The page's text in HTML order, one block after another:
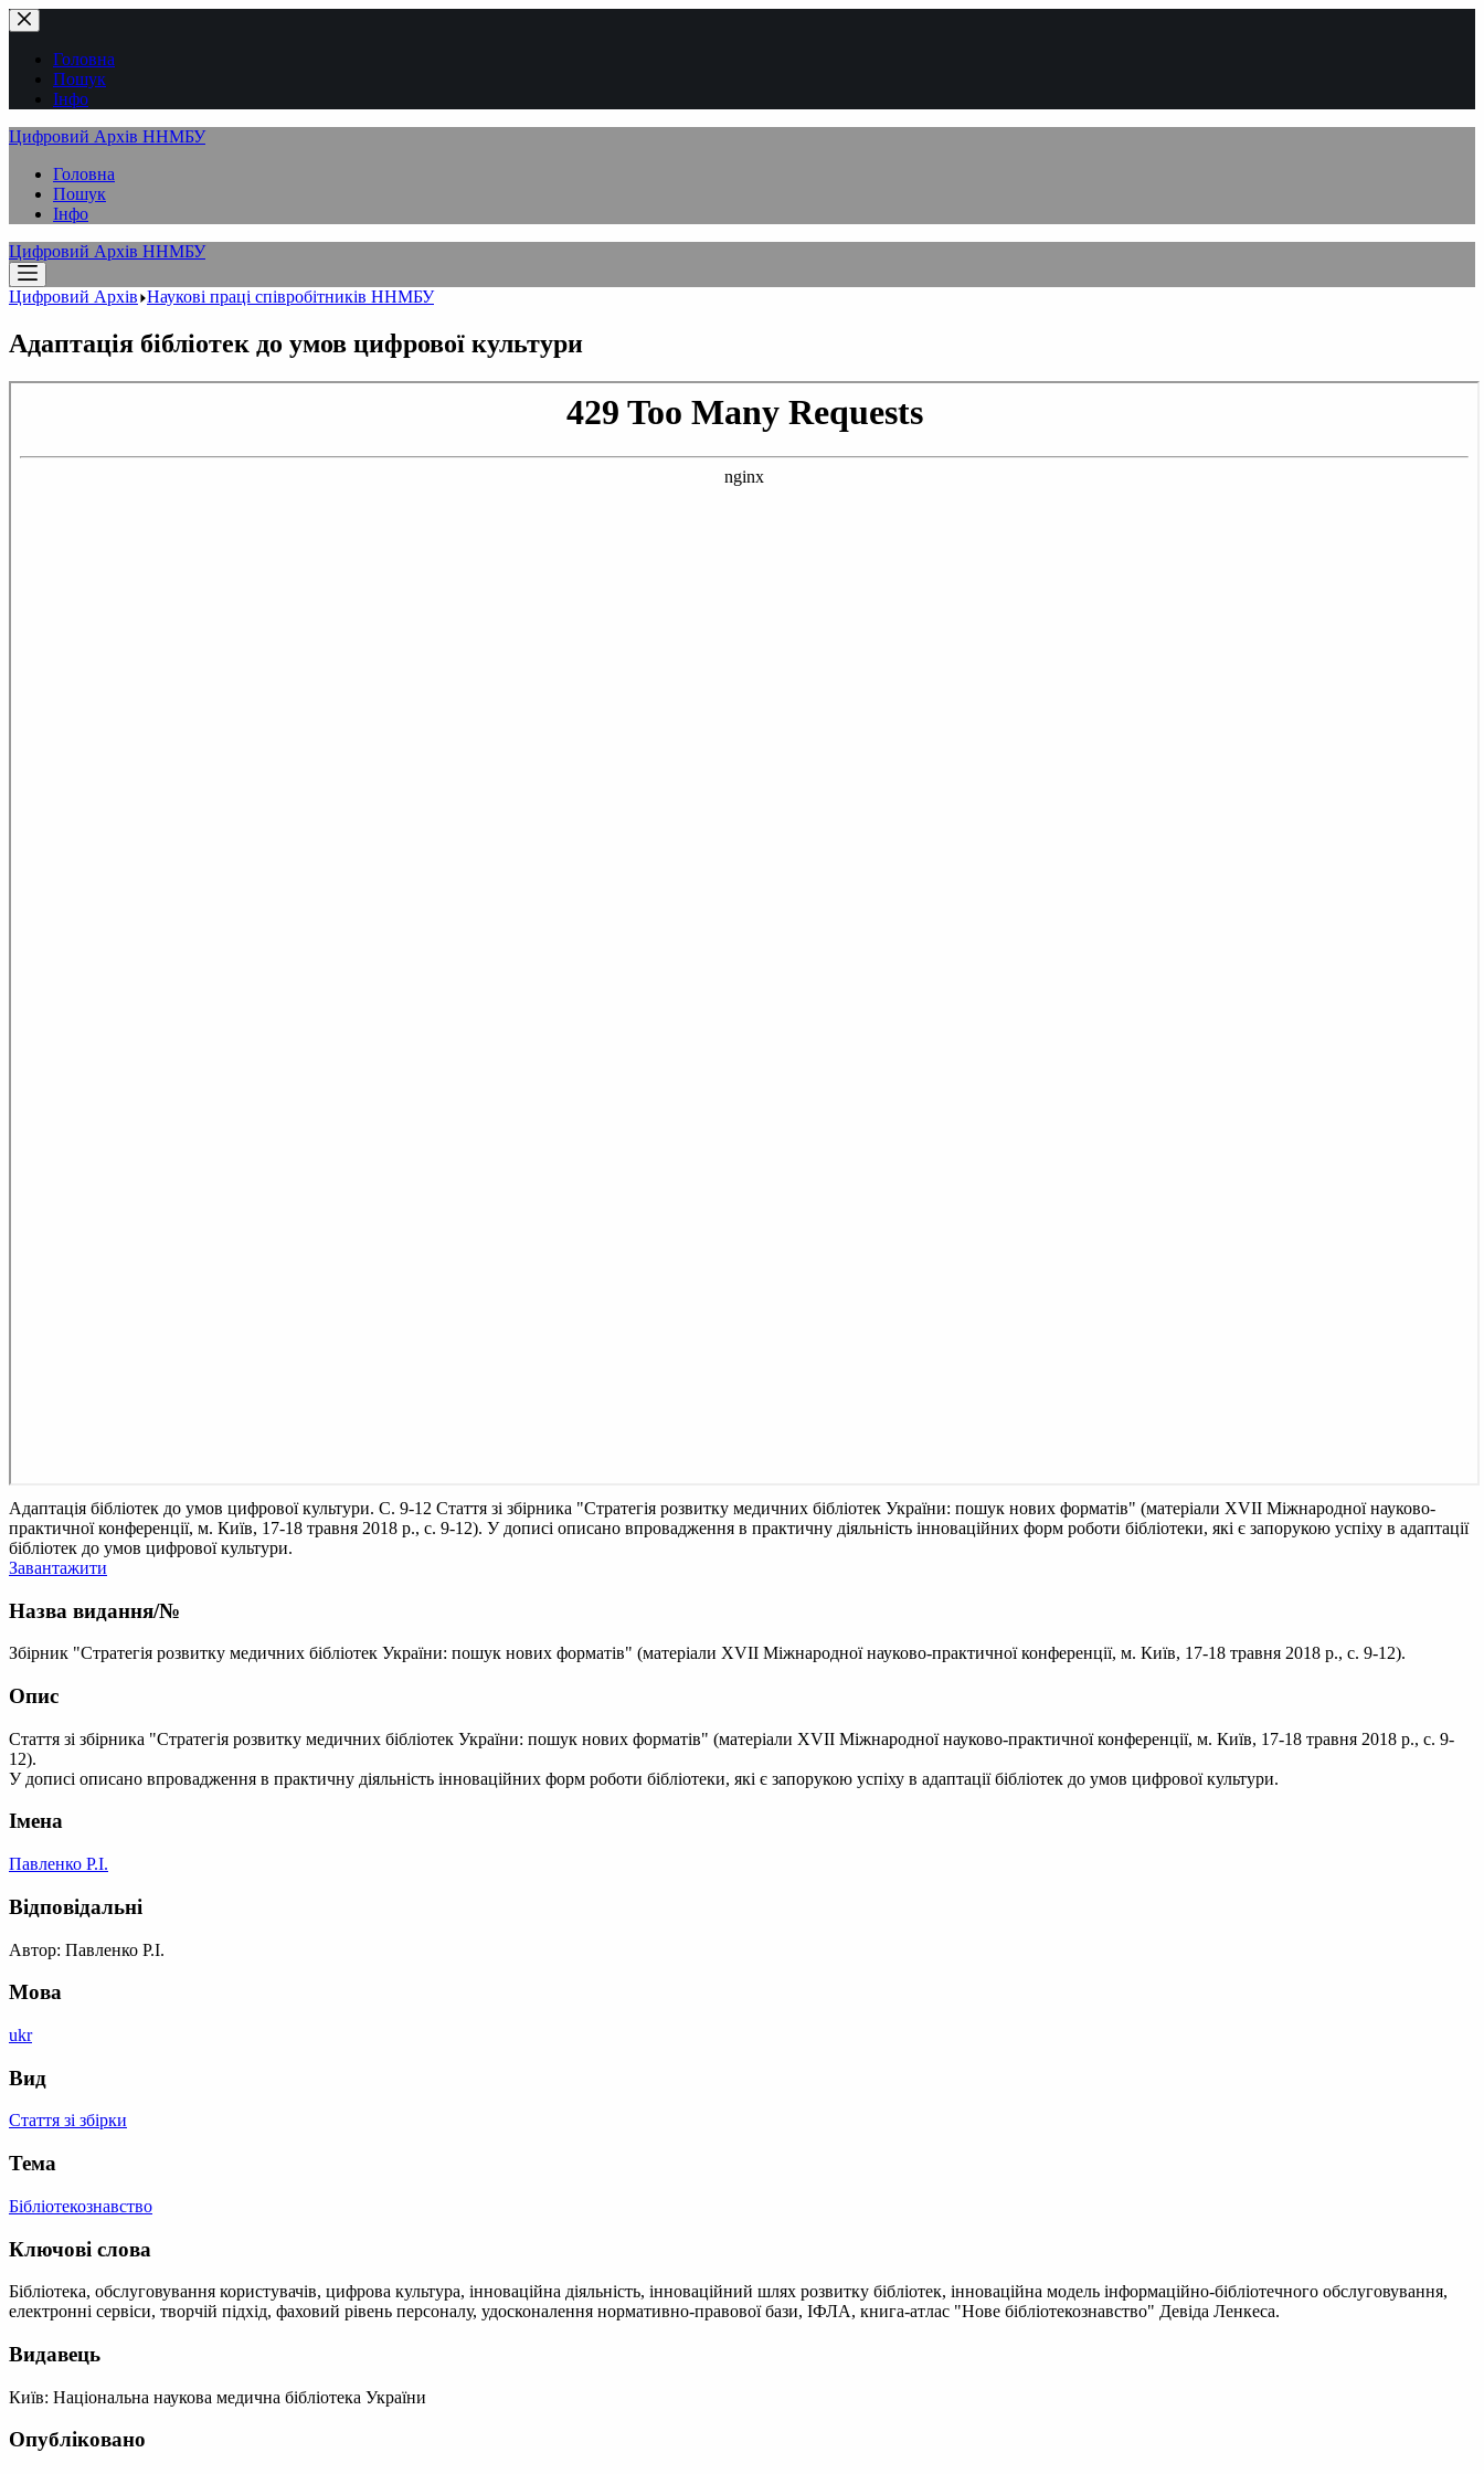
Перейти
до
вмістуГоловна
Пошук
Інфо
Цифровий Архів ННМБУ
Головна
Пошук
Інфо
Цифровий Архів ННМБУ
Цифровий Архів Наукові праці співробітників ННМБУ
Адаптація бібліотек до умов цифрової культури
Адаптація бібліотек до умов цифрової культури. С. 9-12 Стаття зі збірника "Стратегія розвитку медичних бібліотек України: пошук нових форматів" (матеріали XVII Міжнародної науково-
практичної конференції, м. Київ, 17-18 травня 2018 р., с. 9-12). У дописі описано впровадження в практичну діяльність інноваційних форм роботи бібліотеки, які є запорукою успіху в адаптації
бібліотек до умов цифрової культури.
Завантажити
Назва видання/№
Збірник "Стратегія розвитку медичних бібліотек України: пошук нових форматів" (матеріали XVII Міжнародної науково-практичної конференції, м. Київ, 17-18 травня 2018 р., с. 9-12).
Опис
Стаття зі збірника "Стратегія розвитку медичних бібліотек України: пошук нових форматів" (матеріали XVII Міжнародної науково-практичної конференції, м. Київ, 17-18 травня 2018 р., с. 9-
12).
У дописі описано впровадження в практичну діяльність інноваційних форм роботи бібліотеки, які є запорукою успіху в адаптації бібліотек до умов цифрової культури.
Імена
Павленко Р.І.
Відповідальні
Автор: Павленко Р.І.
Мова
ukr
Вид
Стаття зі збірки
Тема
Бібліотекознавство
Ключові слова
Бібліотека, обслуговування користувачів, цифрова культура, інноваційна діяльність, інноваційний шлях розвитку бібліотек, інноваційна модель інформаційно-бібліотечного обслуговування,
електронні сервіси, творчій підхід, фаховий рівень персоналу, удосконалення нормативно-правової бази, ІФЛА, книга-атлас "Нове бібліотекознавство" Девіда Ленкеса.
Видавець
Київ: Національна наукова медична бібліотека України
Опубліковано